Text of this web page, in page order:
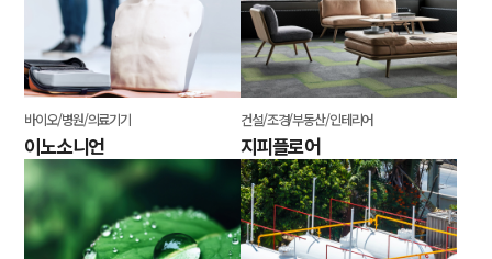
바이오/병원/의료기기
이노소니언
건설/조경/부동산/인테리어
지피플로어